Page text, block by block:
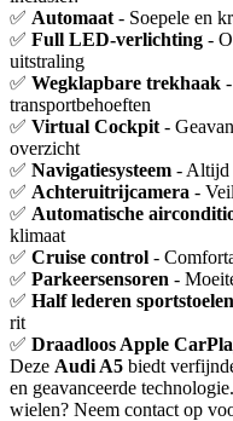
✅ Automaat - Soepele en
✅ Full LED-verlichting -
uitstraling
✅ Wegklapbare trekhaak
transportbehoeften
✅ Virtual Cockpit -
overzicht
✅ Navigatiesysteem - Altijd
✅ Achteruitrijcamera -
✅ Automatische
klimaat
✅ Cruise control -
✅ Parkeersensoren -
✅ Half lederen sportstoelen
rit
✅ Draadloos Apple
Deze Audi A5 biedt
en geavanceerde
wielen? Neem contact op